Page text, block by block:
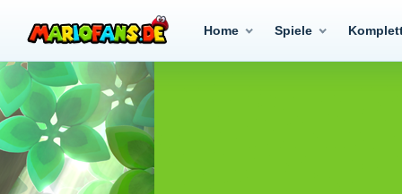
Home Spiele